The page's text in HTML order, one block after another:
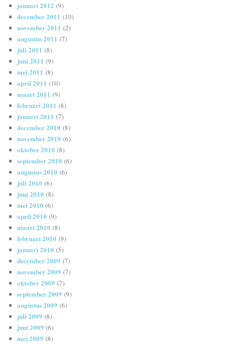
januari 2012 (9)
december 2011 (10)
november 2011 (2)
augustus 2011 (7)
juli 2011 (8)
juni 2011 (9)
mei 2011 (8)
april 2011 (10)
maart 2011 (9)
februari 2011 (8)
januari 2011 (7)
december 2010 (8)
november 2010 (6)
oktober 2010 (8)
september 2010 (6)
augustus 2010 (6)
juli 2010 (6)
juni 2010 (8)
mei 2010 (6)
april 2010 (9)
maart 2010 (8)
februari 2010 (9)
januari 2010 (5)
december 2009 (7)
november 2009 (7)
oktober 2009 (7)
september 2009 (9)
augustus 2009 (6)
juli 2009 (8)
juni 2009 (6)
mei 2009 (8)